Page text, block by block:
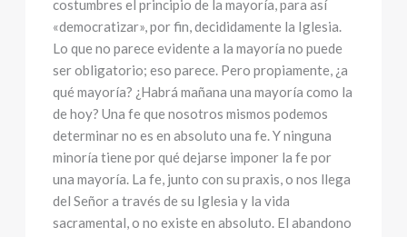
costumbres el principio de la mayoría, para así
«democratizar», por fin, decididamente la Iglesia.
Lo que no parece evidente a la mayoría no puede
ser obligatorio; eso parece. Pero propiamente, ¿a
qué mayoría? ¿Habrá mañana una mayoría como la
de hoy? Una fe que nosotros mismos podemos
determinar no es en absoluto una fe. Y ninguna
minoría tiene por qué dejarse imponer la fe por
una mayoría. La fe, junto con su praxis, o nos llega
del Señor a través de su Iglesia y la vida
sacramental, o no existe en absoluto. El abandono